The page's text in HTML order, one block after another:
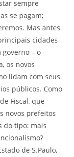
sempre
se pagam;
Mas antes
cidades
– o
os novos
lidam com seus
públicos. Como
Fiscal, que
novos prefeitos
do tipo: mais
de S.Paulo,